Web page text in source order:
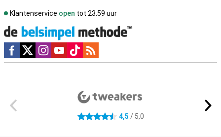
Klantenservice open tot 23.59 uur
Social media
4.5 sterren 4,5 / 5,0